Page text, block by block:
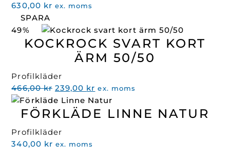
630,00 kr ex. moms
SPARA
49%
KOCKROCK SVART KORT
ÄRM 50/50
Profilkläder
466,00kr Det
ursprungliga
priset
466,00 kr.
239,00 kr Det
nuvarande
priset
ex. moms
FÖRKLÄDE LINNE NATUR
Profilkläder
340,00 kr ex. moms